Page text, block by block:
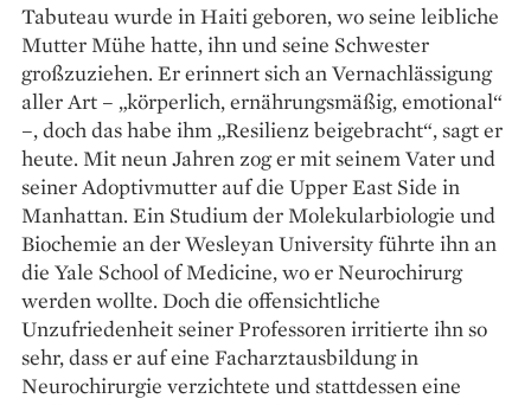
Tabuteau wurde in Haiti geboren, wo seine leibliche
Mutter Mühe hatte, ihn und seine Schwester
großzuziehen. Er erinnert sich an Vernachlässigung
aller Art – „körperlich, ernährungsmäßig, emotional“
–, doch das habe ihm „Resilienz beigebracht“, sagt er
heute. Mit neun Jahren zog er mit seinem Vater und
seiner Adoptivmutter auf die Upper East Side in
Manhattan. Ein Studium der Molekularbiologie und
Biochemie an der Wesleyan University führte ihn an
die Yale School of Medicine, wo er Neurochirurg
werden wollte. Doch die offensichtliche
Unzufriedenheit seiner Professoren irritierte ihn so
sehr, dass er auf eine Facharztausbildung in
Neurochirurgie verzichtete und stattdessen eine